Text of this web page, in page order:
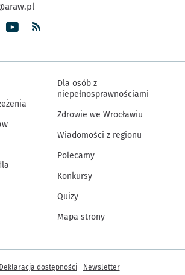
Dla osób z
niepełnosprawnościami
Zdrowie we Wrocławiu
Wiadomości z regionu
Polecamy
Konkursy
Quizy
Mapa strony
Deklaracja dostępności Newsletter